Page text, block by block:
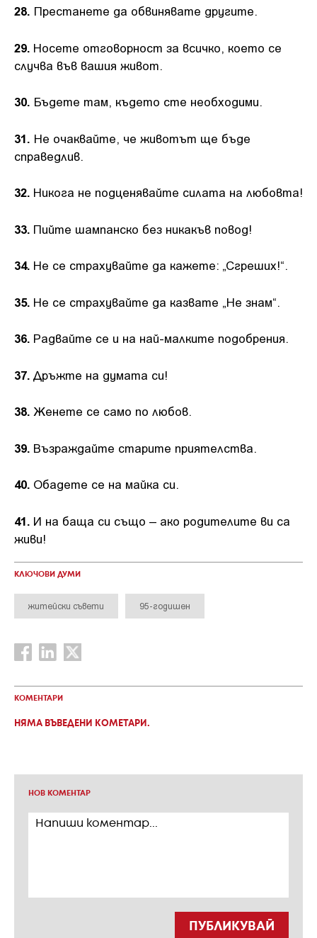
28. Престанете да обвинявате другите.
29. Носете отговорност за всичко, което се
случва във вашия живот.
30. Бъдете там, където сте необходими.
31.
Не очаквайте, че животът ще бъде
справедлив.
32. Никога не подценявайте силата на любовта!
33. Пийте шампанско без никакъв повод!
34. Не се страхувайте да кажете: „Сгреших!“.
35. Не се страхувайте да казвате „Не знам“.
36. Радвайте се и на най-малките подобрения.
37. Дръжте на думата си!
38. Женете се само по любов.
39. Възраждайте старите приятелства.
40. Обадете се на майка си.
41. И на баща си също – ако родителите ви са
живи!
КЛЮЧОВИ ДУМИ
житейски съвети 95-годишен
КОМЕНТАРИ
НЯМА ВЪВЕДЕНИ КОМЕТАРИ.
НОВ КОМЕНТАР
ПУБЛИКУВАЙ